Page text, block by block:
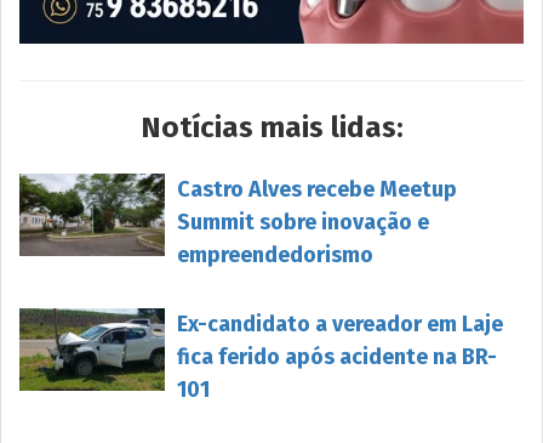
Notícias mais lidas:
Castro Alves recebe Meetup
Summit sobre inovação e
empreendedorismo
Ex-candidato a vereador em Laje
fica ferido após acidente na BR-
101